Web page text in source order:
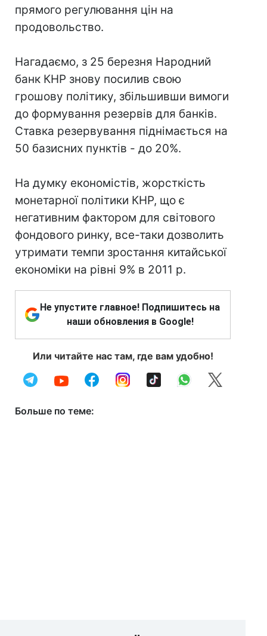
прямого регулювання цін на
продовольство.
Нагадаємо, з 25 березня Народний
банк КНР знову посилив свою
грошову політику, збільшивши вимоги
до формування резервів для банків.
Ставка резервування піднімається на
50 базисних пунктів - до 20%.
На думку економістів, жорсткість
монетарної політики КНР, що є
негативним фактором для світового
фондового ринку, все-таки дозволить
утримати темпи зростання китайської
економіки на рівні 9% в 2011 р.
Не упустите главное! Подпишитесь на
наши обновления в Google!
Или читайте нас там, где вам удобно!
Больше по теме: